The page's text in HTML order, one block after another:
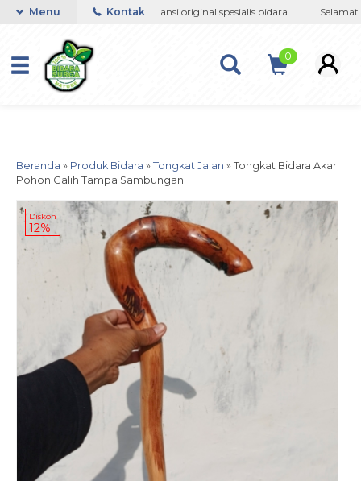
google-site-
jin sihir Bergaransi original spesialis bidara Selamat
Menu Kontak
0
Beranda » Produk Bidara » Tongkat Jalan » Tongkat Bidara Akar
Pohon Galih Tampa Sambungan
Diskon
12%